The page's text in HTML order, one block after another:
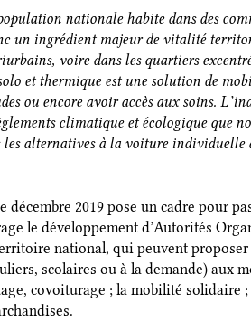
nationale habite dans des
un ingrédient majeur de vitalité
voire dans les quartiers
et thermique est une solution de
ou encore avoir accès aux soins.
climatique et écologique que
les alternatives à la voiture
2019 pose un cadre pour
le développement d’Autorités
national, qui peuvent
scolaires ou à la demande) aux
covoiturage ; la mobilité solidaire